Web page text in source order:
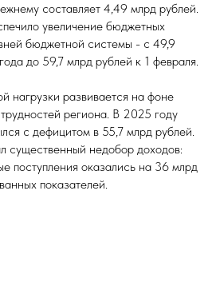
составляет 4,49 млрд рублей.
увеличение бюджетных
бюджетной системы - с 49,9
до 59,7 млрд рублей к 1 февраля.
нагрузки развивается на фоне
региона. В 2025 году
с дефицитом в 55,7 млрд рублей.
существенный недобор доходов:
поступления оказались на 36 млрд
показателей.